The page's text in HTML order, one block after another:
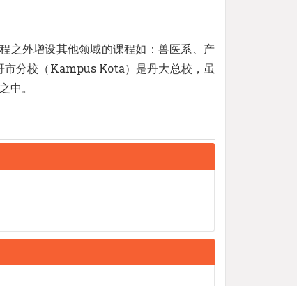
外增设其他领域的课程如：兽医系、产
市分校（Kampus Kota）是丹大总校，虽
中。